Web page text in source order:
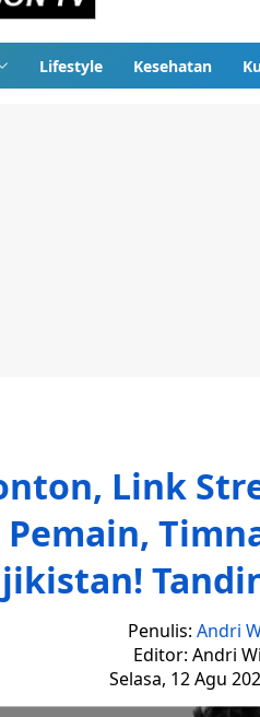
Lifestyle Kesehatan
Link
Penulis: Andri
Editor: Andri
Selasa, 12 Agu